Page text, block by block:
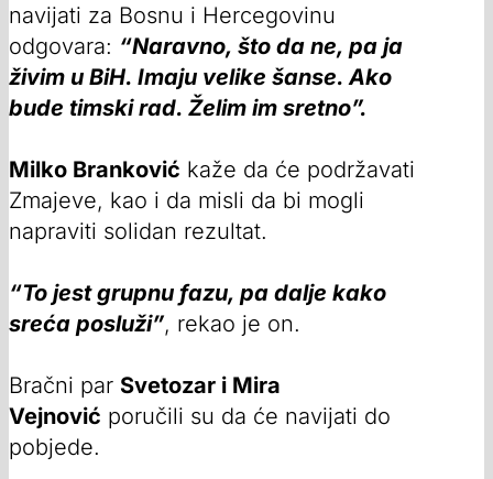
navijati za Bosnu i Hercegovinu
odgovara: “Naravno, što da ne, pa ja
živim u BiH. Imaju velike šanse. Ako
bude timski rad. Želim im sretno”.
Milko Branković kaže da će podržavati
Zmajeve, kao i da misli da bi mogli
napraviti solidan rezultat.
“To jest grupnu fazu, pa dalje kako
sreća posluži”, rekao je on.
Bračni par Svetozar i Mira
Vejnović poručili su da će navijati do
pobjede.